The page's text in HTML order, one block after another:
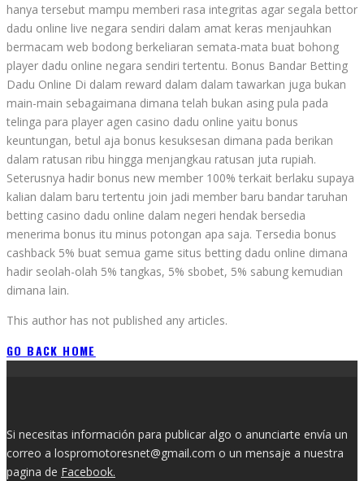
hanya tersebut mampu memberi rasa integritas agar segala bettor
dadu online live negara sendiri dalam amat keras menjauhkan
bermacam web bodong berkeliaran semata-mata buat bohong
player dadu online negara sendiri tertentu. Bonus Bandar Betting
Dadu Online Di dalam reward dalam dalam tawarkan juga bukan
main-main sebagaimana dimana telah bukan asing pula pada
telinga para player agen casino dadu online yaitu bonus
keuntungan, betul aja bonus kesuksesan dimana pada berikan
dalam ratusan ribu hingga menjangkau ratusan juta rupiah.
Seterusnya hadir bonus new member 100% terkait berlaku supaya
kalian dalam baru tertentu join jadi member baru bandar taruhan
betting casino dadu online dalam negeri hendak bersedia
menerima bonus itu minus potongan apa saja. Tersedia bonus
cashback 5% buat semua game situs betting dadu online dimana
hadir seolah-olah 5% tangkas, 5% sbobet, 5% sabung kemudian
dimana lain.
This author has not published any articles.
GO BACK HOME
Si necesitas información para publicar algo o anunciarte envía un
correo a lospromotoresnet@gmail.com o un mensaje a nuestra
pagina de Facebook.